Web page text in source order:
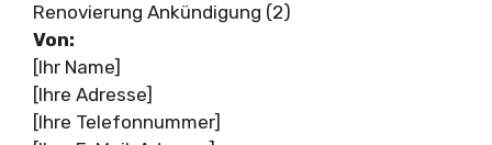
Renovierung Ankündigung (2)
Von:
[Ihr Name]
[Ihre Adresse]
[Ihre Telefonnummer]